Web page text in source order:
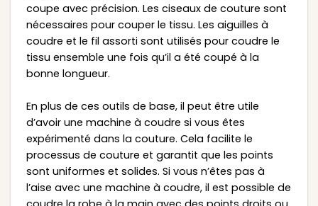
coupe avec précision. Les ciseaux de couture sont
nécessaires pour couper le tissu. Les aiguilles à
coudre et le fil assorti sont utilisés pour coudre le
tissu ensemble une fois qu’il a été coupé à la
bonne longueur.
En plus de ces outils de base, il peut être utile
d’avoir une machine à coudre si vous êtes
expérimenté dans la couture. Cela facilite le
processus de couture et garantit que les points
sont uniformes et solides. Si vous n’êtes pas à
l’aise avec une machine à coudre, il est possible de